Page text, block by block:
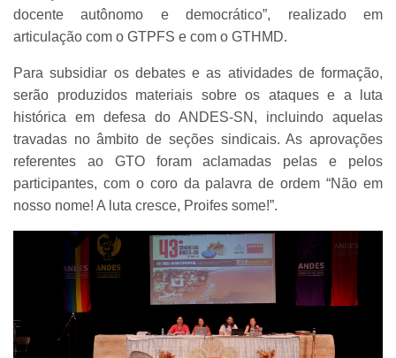
docente autônomo e democrático”, realizado em
articulação com o GTPFS e com o GTHMD.
Para subsidiar os debates e as atividades de formação,
serão produzidos materiais sobre os ataques e a luta
histórica em defesa do ANDES-SN, incluindo aquelas
travadas no âmbito de seções sindicais. As aprovações
referentes ao GTO foram aclamadas pelas e pelos
participantes, com o coro da palavra de ordem “Não em
nosso nome! A luta cresce, Proifes some!”.